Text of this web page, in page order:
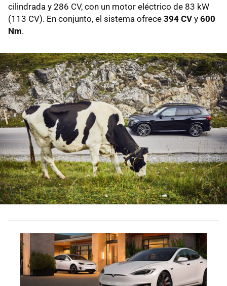
cilindrada y 286 CV, con un motor eléctrico de 83 kW
(113 CV). En conjunto, el sistema ofrece 394 CV y 600
Nm.